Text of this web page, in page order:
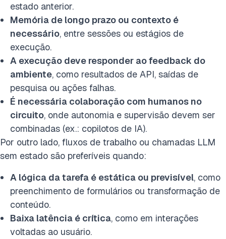
estado anterior.
Memória de longo prazo ou contexto é
necessário, entre sessões ou estágios de
execução.
A execução deve responder ao feedback do
ambiente, como resultados de API, saídas de
pesquisa ou ações falhas.
É necessária colaboração com humanos no
circuito, onde autonomia e supervisão devem ser
combinadas (ex.: copilotos de IA).
Por outro lado, fluxos de trabalho ou chamadas LLM
sem estado são preferíveis quando:
A lógica da tarefa é estática ou previsível, como
preenchimento de formulários ou transformação de
conteúdo.
Baixa latência é crítica, como em interações
voltadas ao usuário.